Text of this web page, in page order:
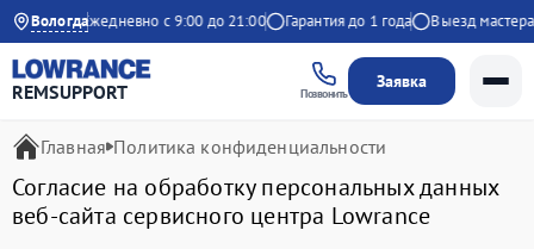
ВологдаЕжедневно с 9:00 до 21:00 Гарантия до 1 года Выезд мастера
REMSUPPORT Позвонить
Заявка
Главная Политика конфиденциальности
Согласие на обработку персональных данных
веб-сайта сервисного центра Lowrance